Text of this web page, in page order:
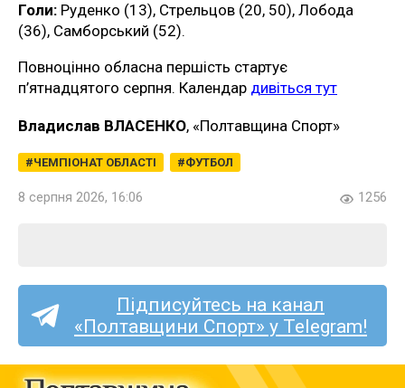
Голи: Руденко (13), Стрельцов (20, 50), Лобода
(36), Самборський (52).
Повноцінно обласна першість стартує
п’ятнадцятого серпня. Календар дивіться тут
Владислав ВЛАСЕНКО, «Полтавщина Спорт»
ЧЕМПІОНАТ ОБЛАСТІ ФУТБОЛ
8 серпня 2026, 16:06 1256
Підписуйтесь на канал
«Полтавщини Спорт» у Telegram!